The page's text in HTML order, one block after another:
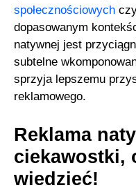
społecznościowych
dopasowanym
natywnej jest
subtelne
sprzyja lepszemu
reklamowego.
Reklama
ciekawostki,
wiedzieć!